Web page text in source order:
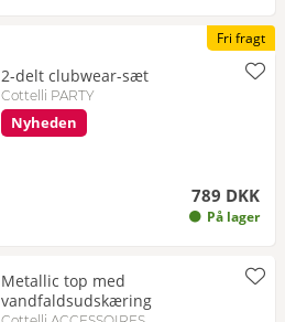
Fri fragt
2-delt clubwear-sæt
Cottelli PARTY
Nyheden
789 DKK
På lager
Metallic top med
vandfaldsudskæring